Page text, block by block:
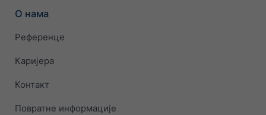
О нама
Референце
Каријера
Контакт
Повратне информације